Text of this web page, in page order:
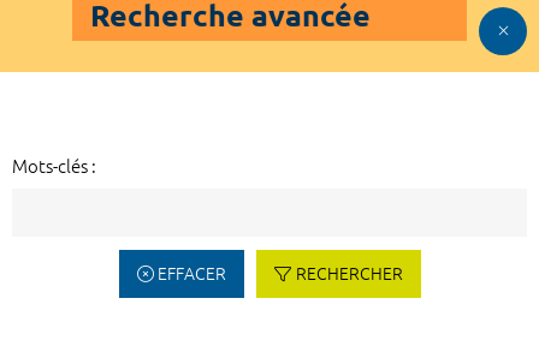
Recherche avancée
Mots-clés :
EFFACER RECHERCHER